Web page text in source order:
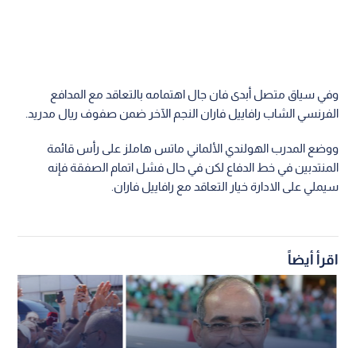
وفي سياق متصل أبدى فان جال اهتمامه بالتعاقد مع المدافع
الفرنسي الشاب رافاييل فاران النجم الآخر ضمن صفوف ريال مدريد.
ووضع المدرب الهولندي الألماني ماتس هاملز على رأس قائمة
المنتدبين في خط الدفاع لكن في حال فشل اتمام الصفقة فإنه
سيملي على الادارة خيار التعاقد مع رافاييل فاران.
اقرأ أيضاً